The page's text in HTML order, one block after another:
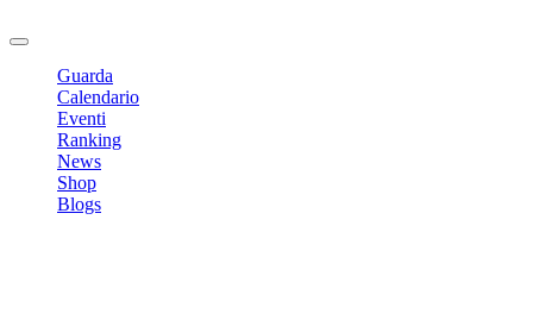
Guarda
Calendario
Eventi
Ranking
News
Shop
Blogs